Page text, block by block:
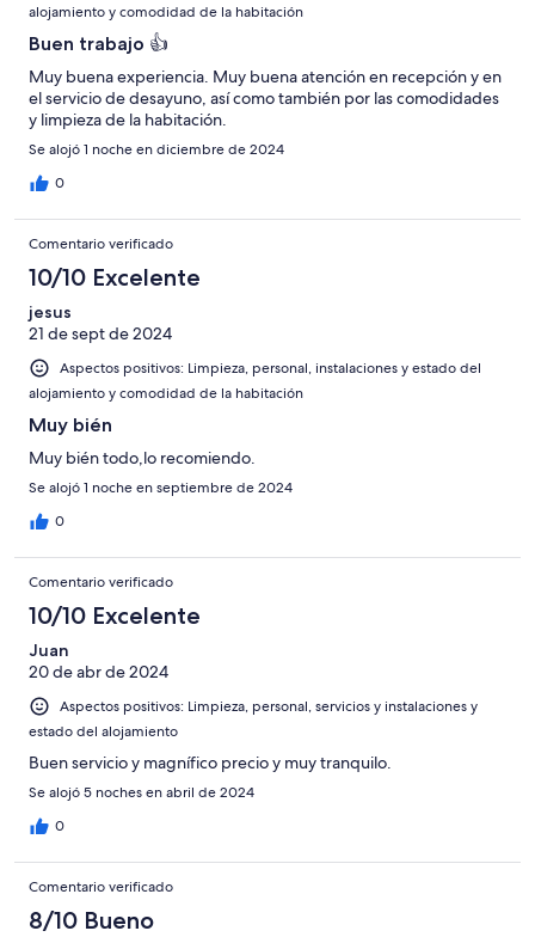
alojamiento y comodidad de la habitación
Buen trabajo 👍
Muy buena experiencia. Muy buena atención en recepción y en
el servicio de desayuno, así como también por las comodidades
y limpieza de la habitación.
Se alojó 1 noche en diciembre de 2024
0
Comentario verificado
10/10 Excelente
jesus
21 de sept de 2024
Aspectos positivos: Limpieza, personal, instalaciones y estado del
alojamiento y comodidad de la habitación
Muy bién
Muy bién todo,lo recomiendo.
Se alojó 1 noche en septiembre de 2024
0
Comentario verificado
10/10 Excelente
Juan
20 de abr de 2024
Aspectos positivos: Limpieza, personal, servicios y instalaciones y
estado del alojamiento
Buen servicio y magnífico precio y muy tranquilo.
Se alojó 5 noches en abril de 2024
0
Comentario verificado
8/10 Bueno